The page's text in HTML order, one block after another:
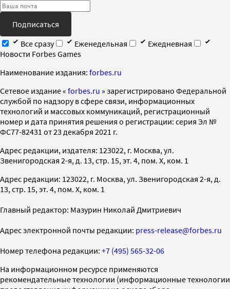
Подписаться
Все сразу
Еженедельная
Ежедневная
Новости Forbes Games
Наименование издания: forbes.ru
Cетевое издание « forbes.ru » зарегистрировано Федеральной
службой по надзору в сфере связи, информационных
технологий и массовых коммуникаций, регистрационный
номер и дата принятия решения о регистрации: серия Эл №
ФС77-82431 от 23 декабря 2021 г.
Адрес редакции, издателя: 123022, г. Москва, ул.
Звенигородская 2-я, д. 13, стр. 15, эт. 4, пом. X, ком. 1
Адрес редакции: 123022, г. Москва, ул. Звенигородская 2-я, д.
13, стр. 15, эт. 4, пом. X, ком. 1
Главный редактор: Мазурин Николай Дмитриевич
Адрес электронной почты редакции: press-release@forbes.ru
Номер телефона редакции: +7 (495) 565-32-06
На информационном ресурсе применяются
рекомендательные технологии (информационные технологии